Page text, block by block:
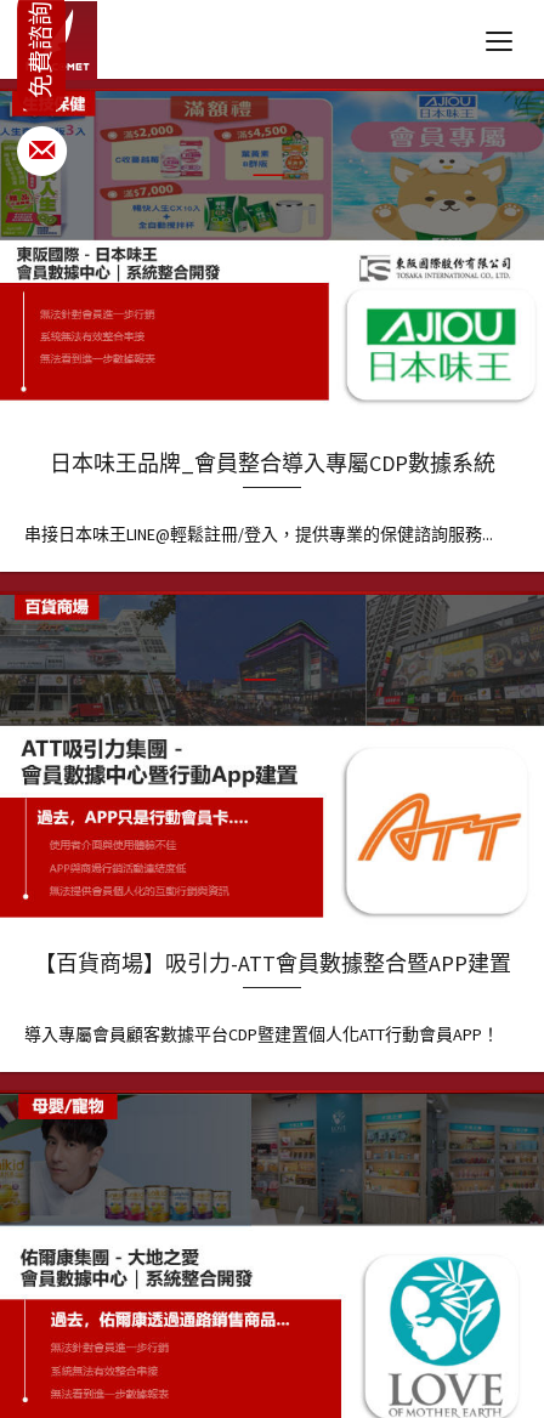
日本味王品牌_會員整合導入專屬CDP數據系統
串接日本味王LINE@輕鬆註冊/登入，提供專業的保健諮詢服務...
【百貨商場】吸引力-ATT會員數據整合暨APP建置
導入專屬會員顧客數據平台CDP暨建置個人化ATT行動會員APP！